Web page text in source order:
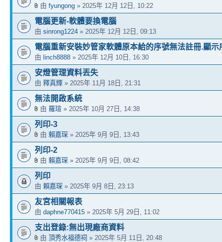
由 fyungong » 2025年 12月 12日, 10:22
電腦更新-軟體要換電腦
由 sinrong1224 » 2025年 12月 12日, 09:13
電腦重新安裝妙管家軟體原本給的序號無法註冊.顯示
由 linch8888 » 2025年 12月 10日, 16:30
安燈管理資料丟失
由 釋真輝 » 2025年 11月 18日, 21:31
無法開啟系統
由 羅瑄 » 2025年 10月 27日, 14:38
列印-3
由 賴嘉琛 » 2025年 9月 9日, 13:43
列印-2
由 賴嘉琛 » 2025年 9月 9日, 08:42
列印
由 賴嘉琛 » 2025年 9月 8日, 23:13
友宮相關報表
由 daphne770415 » 2025年 5月 29日, 11:02
支出登錄:無出現廠商資料
由 頂秀水福德祠 » 2025年 5月 11日, 20:48